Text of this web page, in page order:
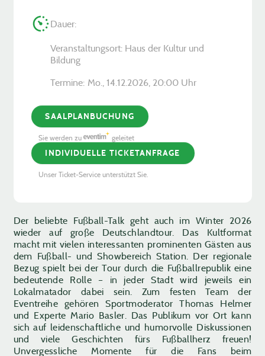
Der beliebte Fußball-Talk geht auch im Winter 2026
wieder auf große Deutschlandtour. Das Kultformat
macht mit vielen interessanten prominenten Gästen aus
dem Fußball- und Showbereich Station. Der regionale
Bezug spielt bei der Tour durch die Fußballrepublik eine
bedeutende Rolle – in jeder Stadt wird jeweils ein
Lokalmatador dabei sein. Zum festen Team der
Eventreihe gehören Sportmoderator Thomas Helmer
und Experte Mario Basler. Das Publikum vor Ort kann
sich auf leidenschaftliche und humorvolle Diskussionen
und viele Geschichten fürs Fußballherz freuen!
Unvergessliche Momente für die Fans beim
Dauer:
Veranstaltungsort: Haus der Kultur und
Bildung
Termine: Mo., 14.12.2026, ­20:00 Uhr
SAALPLANBUCHUNG
Sie werden zu geleitet
INDIVIDUELLE TICKETANFRAGE
Unser Ticket-Service unterstützt Sie.